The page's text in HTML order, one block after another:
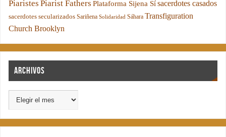
Piaristes Piarist Fathers Plataforma Sijena Sí sacerdotes casados
sacerdotes secularizados Sariñena Solidaridad Sáhara Transfiguration
Church Brooklyn
Archivos